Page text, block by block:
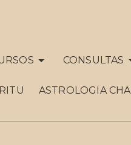
CONSULTAS
ASTROLOGIA